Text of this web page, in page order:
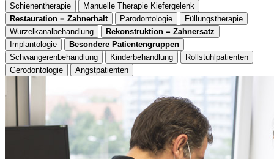
Schienentherapie
Manuelle Therapie Kiefergelenk
Restauration = Zahnerhalt
Parodontologie
Füllungstherapie
Wurzelkanalbehandlung
Rekonstruktion = Zahnersatz
Implantologie
Besondere Patientengruppen
Schwangerenbehandlung
Kinderbehandlung
Rollstuhlpatienten
Gerodontologie
Angstpatienten